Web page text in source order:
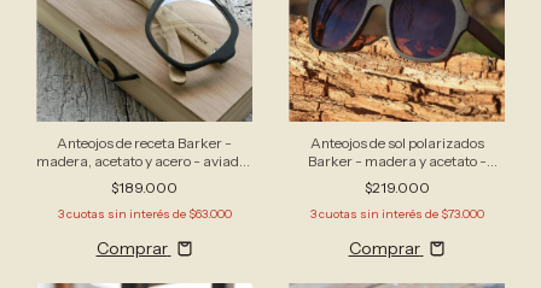
Anteojos de receta Barker -
madera, acetato y acero - aviador
cuadrado
$189.000
3cuotas sin interés de $63.000
Comprar
Anteojos de sol polarizados
Barker - madera y acetato -
aviador cuadrado
$219.000
3cuotas sin interés de $73.000
Comprar